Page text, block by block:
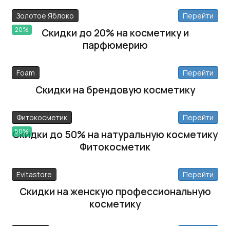
Золотое Яблоко
20%
Перейти
Скидки до 20% на косметику и
парфюмерию
Foam Перейти
Скидки на брендовую косметику
Фитокосметик
50%
Перейти
Скидки до 50% на натуральную косметику
Фитокосметик
Evitastore Перейти
Скидки на женскую профессиональную
косметику